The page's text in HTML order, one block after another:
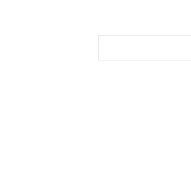
기업300개사최대 2억원